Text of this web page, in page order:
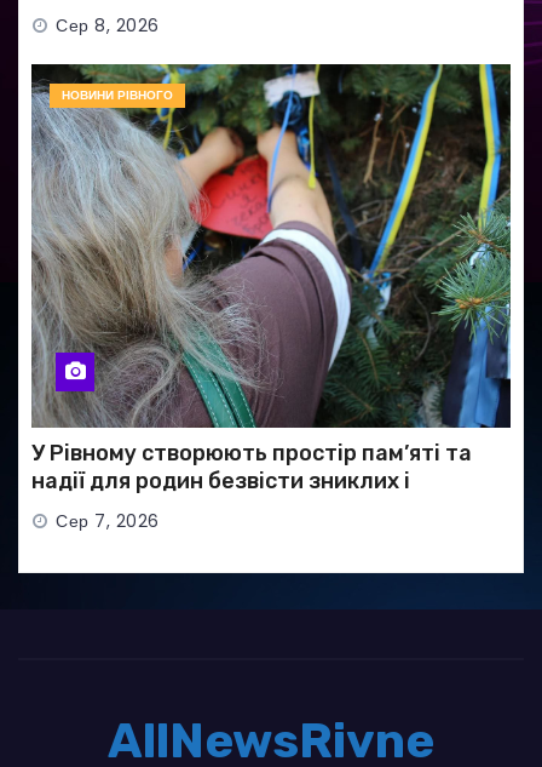
Сер 8, 2026
НОВИНИ РІВНОГО
У Рівному створюють простір пам’яті та
надії для родин безвісти зниклих і
полонених військових
Сер 7, 2026
AllNewsRivne